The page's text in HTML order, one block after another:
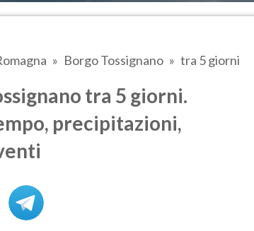
Borgo Tossignano tra 5 giorni
tra 5 giorni.
precipitazioni,